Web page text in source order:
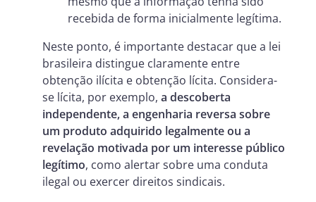
recebida de forma inicialmente legítima.
Neste ponto, é importante destacar que a lei
brasileira distingue claramente entre
obtenção ilícita e obtenção lícita. Considera-
se lícita, por exemplo, a descoberta
independente, a engenharia reversa sobre
um produto adquirido legalmente ou a
revelação motivada por um interesse público
legítimo, como alertar sobre uma conduta
ilegal ou exercer direitos sindicais.